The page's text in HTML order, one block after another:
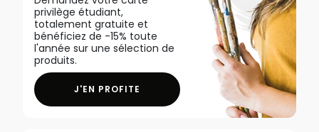
privilège étudiant,
totalement gratuite et
bénéficiez de -15% toute
l'année sur une sélection de
produits.
J'EN PROFITE